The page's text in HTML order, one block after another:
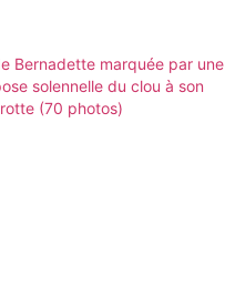
Bernadette marquée par une
solennelle du clou à son
(70 photos)